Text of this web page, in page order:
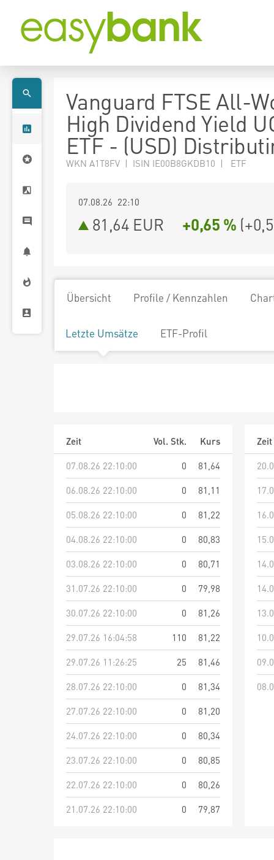
Vanguard FTSE All-
High Dividend Yield
ETF - (USD)
WKN A1T8FV | ISIN IE00B8GKDB10 | ETF
07.08.26 22:10
81,64 EUR +0,65 % (
Übersicht Profile / Kennzahlen
Letzte Umsätze ETF-Profil
Zeit Vol. Stk.
Kurs
07.08.26 22:10:00
0
81,64
06.08.26 22:10:00
0
81,11
05.08.26 22:10:00
0
81,22
04.08.26 22:10:00
0
80,83
03.08.26 22:10:00
0
80,71
31.07.26 22:10:00
0
79,98
30.07.26 22:10:00
0
81,26
29.07.26 16:04:58
110
81,22
29.07.26 11:26:25
25
81,46
28.07.26 22:10:00
0
81,34
27.07.26 22:10:00
0
81,20
24.07.26 22:10:00
0
80,34
23.07.26 22:10:00
0
80,85
22.07.26 22:10:00
0
80,26
21.07.26 22:10:00
0 79,87
Zeit